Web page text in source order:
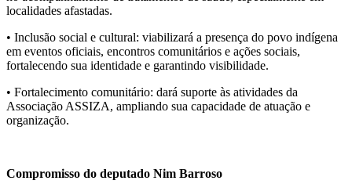
localidades afastadas.
• Inclusão social e cultural: viabilizará a presença do povo indígena
em eventos oficiais, encontros comunitários e ações sociais,
fortalecendo sua identidade e garantindo visibilidade.
• Fortalecimento comunitário: dará suporte às atividades da
Associação ASSIZA, ampliando sua capacidade de atuação e
organização.
Compromisso do deputado Nim Barroso